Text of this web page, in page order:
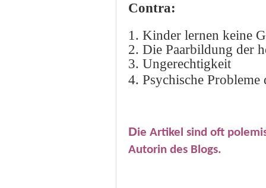
Contra:
1. Kinder lernen keine
2. Die Paarbildung der
3. Ungerechtigkeit
4. Psychische Probleme
Die Artikel sind oft
Autorin des Blogs.